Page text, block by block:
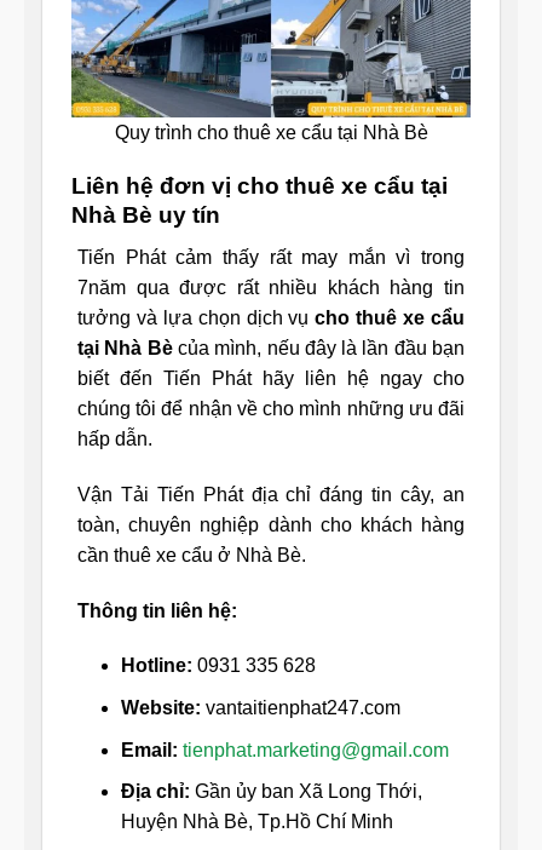
Quy trình cho thuê xe cẩu tại Nhà Bè
Liên hệ đơn vị cho thuê xe cẩu tại
Nhà Bè uy tín
Tiến Phát cảm thấy rất may mắn vì trong
7năm qua được rất nhiều khách hàng tin
tưởng và lựa chọn dịch vụcho thuê xe cẩu
tại Nhà Bècủa mình, nếu đây là lần đầu bạn
biết đến Tiến Phát hãy liên hệ ngay cho
chúng tôi để nhận về cho mình những ưu đãi
hấp dẫn.
Vận Tải Tiến Phát địa chỉ đáng tin cây, an
toàn, chuyên nghiệp dành cho khách hàng
cần thuê xe cẩu ở Nhà Bè.
Thông tin liên hệ:
Hotline: 0931 335 628
Website: vantaitienphat247.com
Email: tienphat.marketing@gmail.com
Địa chỉ: Gần ủy ban Xã Long Thới,
Huyện Nhà Bè, Tp.Hồ Chí Minh